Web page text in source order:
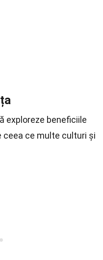
exploreze beneficiile
ce multe culturi și